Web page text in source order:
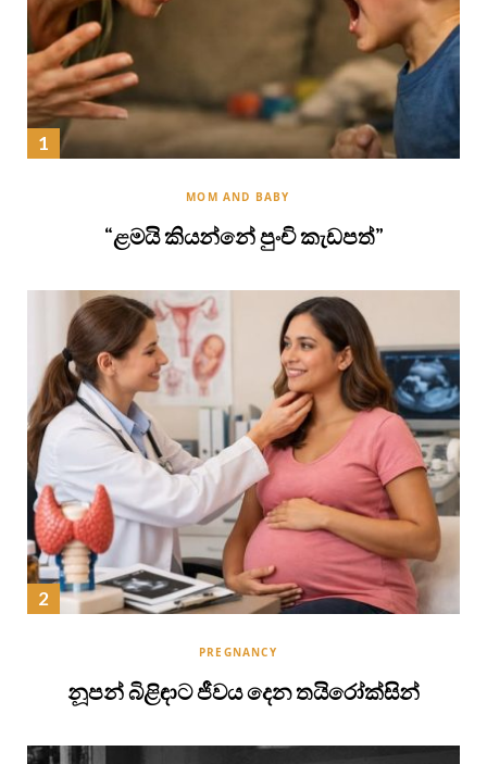
MOM AND BABY
“ළමයි කියන්නේ පුංචි කැඩපත්”
PREGNANCY
නූපන් බිළිඳාට ජීවය දෙන තයිරෝක්සින්